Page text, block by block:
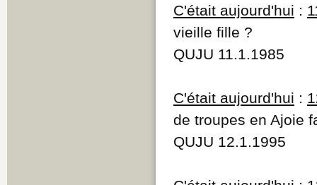
C'était aujourd'hui :
vieille fille ?
QUJU 11.1.1985
C'était aujourd'hui :
de troupes en Ajoie
QUJU 12.1.1995